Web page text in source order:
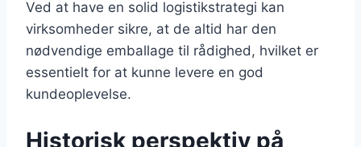
Ved at have en solid logistikstrategi kan
virksomheder sikre, at de altid har den
nødvendige emballage til rådighed, hvilket er
essentielt for at kunne levere en god
kundeoplevelse.
Historisk perspektiv på